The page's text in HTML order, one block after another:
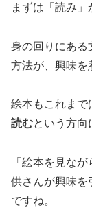
まずは「読み」
身の回りにある
方法が、興味を
絵本もこれまで
読むという方向
「絵本を見な
供さんが興味を
ですね。